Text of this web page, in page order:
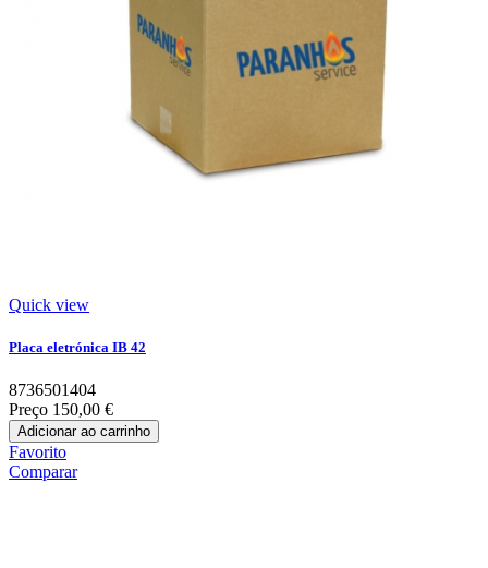
Quick view
Placa eletrónica IB 42
8736501404
Preço 150,00 €
Adicionar ao carrinho
Favorito
Comparar